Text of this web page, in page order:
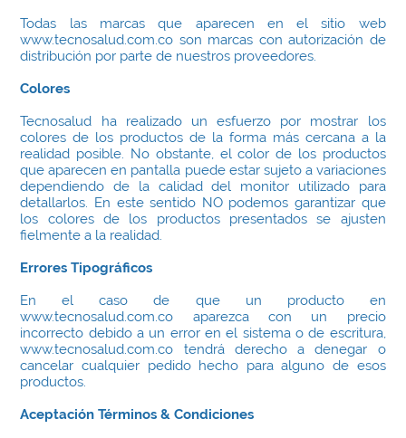
Todas las marcas que aparecen en el sitio web
www.tecnosalud.com.co son marcas con autorización de
distribución por parte de nuestros proveedores.
Colores
Tecnosalud ha realizado un esfuerzo por mostrar los
colores de los productos de la forma más cercana a la
realidad posible. No obstante, el color de los productos
que aparecen en pantalla puede estar sujeto a variaciones
dependiendo de la calidad del monitor utilizado para
detallarlos. En este sentido NO podemos garantizar que
los colores de los productos presentados se ajusten
fielmente a la realidad.
Errores Tipográficos
En el caso de que un producto en
www.tecnosalud.com.co aparezca con un precio
incorrecto debido a un error en el sistema o de escritura,
www.tecnosalud.com.co tendrá derecho a denegar o
cancelar cualquier pedido hecho para alguno de esos
productos.
Aceptación Términos & Condiciones